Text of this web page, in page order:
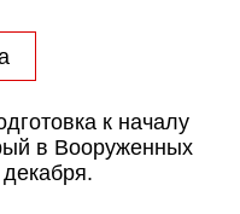
к началу
в Вооруженных